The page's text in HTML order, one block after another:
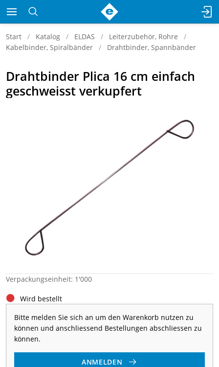
Start Katalog ELDAS
Leiterzubehör, Rohre
Kabelbinder, Spiralbänder
Drahtbinder, Spannbänder
Drahtbinder Plica 16 cm einfach
geschweisst verkupfert
Verpackungseinheit: 1'000
Wird bestellt
Bitte melden Sie sich an um den Warenkorb nutzen zu
können und anschliessend Bestellungen abschliessen zu
können.
ANMELDEN